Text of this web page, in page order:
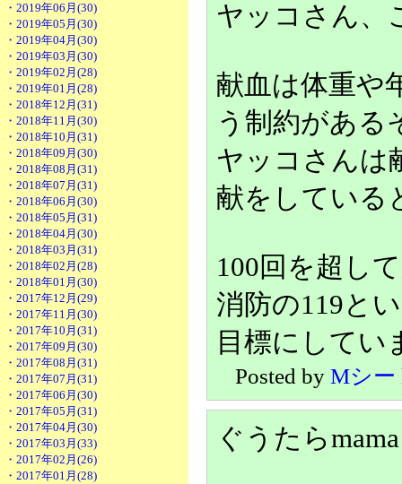
・2019年06月(30)
・2019年05月(30)
・2019年04月(30)
・2019年03月(30)
・2019年02月(28)
・2019年01月(28)
・2018年12月(31)
・2018年11月(30)
・2018年10月(31)
・2018年09月(30)
・2018年08月(31)
・2018年07月(31)
・2018年06月(30)
・2018年05月(31)
・2018年04月(30)
・2018年03月(31)
・2018年02月(28)
・2018年01月(30)
・2017年12月(29)
・2017年11月(30)
・2017年10月(31)
・2017年09月(30)
・2017年08月(31)
・2017年07月(31)
・2017年06月(30)
・2017年05月(31)
・2017年04月(30)
・2017年03月(33)
・2017年02月(26)
・2017年01月(28)
ヤッコさん、
献血は体重や
う制約がある
ヤッコさんは
献をしている
100回を超し
消防の119と
目標にしてい
Posted by Mシー
ぐうたら